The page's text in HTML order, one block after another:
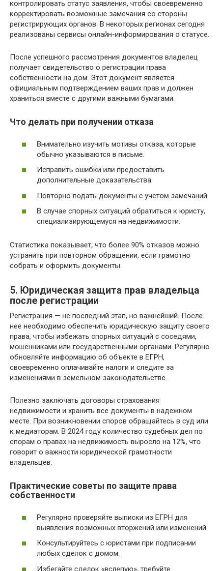
контролировать статус заявления, чтобы своевременно
корректировать возможные замечания со стороны
регистрирующих органов. В некоторых регионах сегодня
реализованы сервисы онлайн-информирования о статусе.
После успешного рассмотрения документов владелец
получает свидетельство о регистрации права
собственности на дом. Этот документ является
официальным подтверждением ваших прав и должен
храниться вместе с другими важными бумагами.
Что делать при получении отказа
Внимательно изучить мотивы отказа, которые
обычно указываются в письме.
Исправить ошибки или предоставить
дополнительные доказательства.
Повторно подать документы с учетом замечаний.
В случае спорных ситуаций обратиться к юристу,
специализирующемуся на недвижимости.
Статистика показывает, что более 90% отказов можно
устранить при повторном обращении, если грамотно
собрать и оформить документы.
5. Юридическая защита прав владельца
после регистрации
Регистрация — не последний этап, но важнейший. После
нее необходимо обеспечить юридическую защиту своего
права, чтобы избежать спорных ситуаций с соседями,
мошенниками или государственными органами. Регулярно
обновляйте информацию об объекте в ЕГРН,
своевременно оплачивайте налоги и следите за
изменениями в земельном законодательстве.
Полезно заключать договоры страхования
недвижимости и хранить все документы в надежном
месте. При возникновении споров обращайтесь в суд или
к медиаторам. В 2024 году количество судебных дел по
спорам о правах на недвижимость выросло на 12%, что
говорит о важности юридической грамотности
владельцев.
Практические советы по защите права
собственности
Регулярно проверяйте выписки из ЕГРН для
выявления возможных вторжений или изменений.
Консультируйтесь с юристами при подписании
любых сделок с домом.
Избегайте сделок «вслепую», требуйте